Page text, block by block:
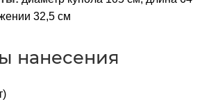
32,5 см
нанесения